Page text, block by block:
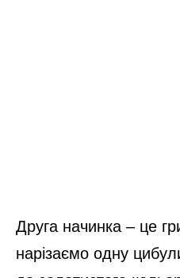
Друга начинка – це
нарізаємо одну